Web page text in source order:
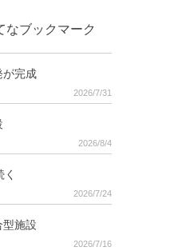
なブックマーク
が完成
2026/7/31
2026/8/4
2026/7/24
施設
2026/7/16